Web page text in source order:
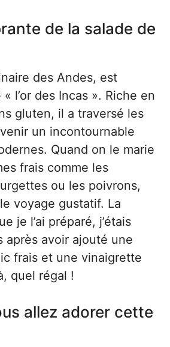
de la salade de
des Andes, est
l’or des Incas ». Riche en
gluten, il a traversé les
un incontournable
Quand on le marie
frais comme les
ou les poivrons,
voyage gustatif. La
je l’ai préparé, j’étais
après avoir ajouté une
frais et une vinaigrette
quel régal !
allez adorer cette